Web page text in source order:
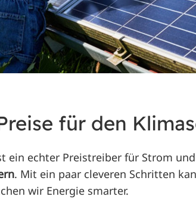
für den
ein echter Preistreiber für Strom
. Mit ein paar cleveren Schritten
wir Energie smarter.